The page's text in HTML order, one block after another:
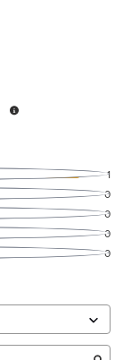
1
0
0
0
0